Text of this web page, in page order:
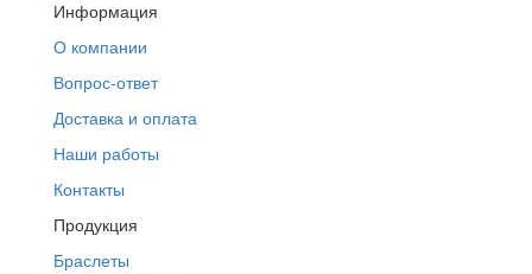
Информация
О компании
Вопрос-ответ
Доставка и оплата
Наши работы
Контакты
Продукция
Браслеты